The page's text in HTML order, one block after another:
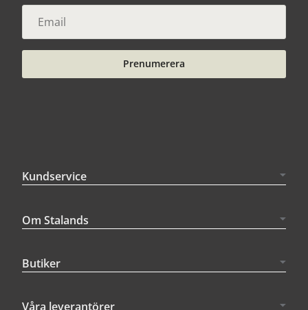
Prenumerera
Kundservice
Om Stalands
Butiker
Våra leverantörer